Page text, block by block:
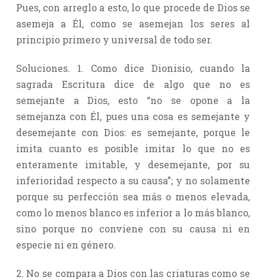
Pues, con arreglo a esto, lo que procede de Dios se
asemeja a Él, como se asemejan los seres al
principio primero y universal de todo ser.
Soluciones. 1. Como dice Dionisio, cuando la
sagrada Escritura dice de algo que no es
semejante a Dios, esto “no se opone a la
semejanza con Él, pues una cosa es semejante y
desemejante con Dios: es semejante, porque le
imita cuanto es posible imitar lo que no es
enteramente imitable, y desemejante, por su
inferioridad respecto a su causa”; y no solamente
porque su perfección sea más o menos elevada,
como lo menos blanco es inferior a lo más blanco,
sino porque no conviene con su causa ni en
especie ni en género.
2. No se compara a Dios con las criaturas como se